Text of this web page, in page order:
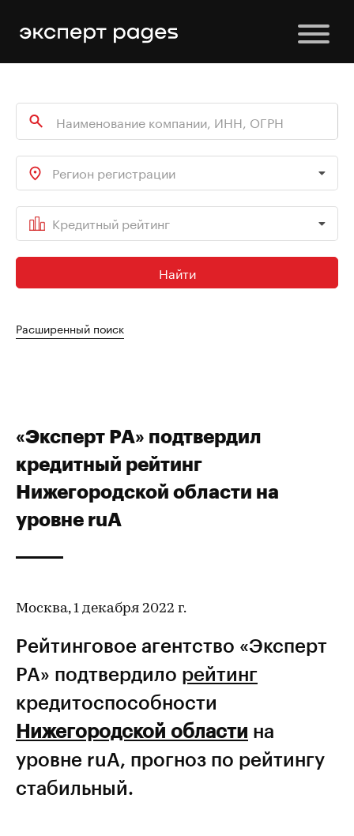
Регион регистрации
Кредитный рейтинг
Найти
Расширенный поиск
«Эксперт РА» подтвердил
кредитный рейтинг
Нижегородской области на
уровне ruА
Москва, 1 декабря 2022 г.
Рейтинговое агентство «Эксперт
РА» подтвердило рейтинг
кредитоспособности
Нижегородской области на
уровне ruА, прогноз по рейтингу
стабильный.